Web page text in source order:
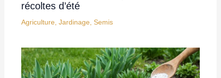
récoltes d’été
Agriculture, Jardinage, Semis